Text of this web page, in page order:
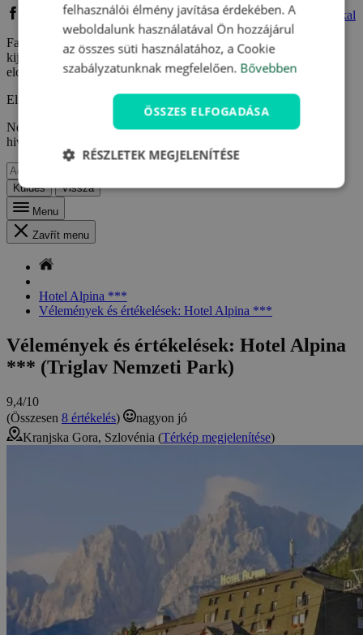
Bejelentkezés Facebook fiókkal
Bejelentkezés Google fiókkal
Facebook vagy Google fiókkal való regisztrációm kapcsán
kijelentem, hogy elfogadom aFelhasználási feltételeket
elolvastam azAdatvédelmi szabályzatot..
Elfelejtette jelszavát?
Ne aggódjon, csak adja meg e-mail címét, ahova küldünk egy
hivatkozást, így megadhat egy újat.
Küldés
Vissza
Menu
Zavřít menu
Hotel Alpina ***
Vélemények és értékelések: Hotel Alpina ***
Vélemények és értékelések: Hotel Alpina
*** (Triglav Nemzeti Park)
9,4/10
(Összesen 8 értékelés)
nagyon jó
Kranjska Gora, Szlovénia (Térkép megjelenítése)
felhasználói élmény javítása érdekében. A
weboldalunk használatával Ön hozzájárul
az összes süti használatához, a Cookie
szabályzatunknak megfelelően. Bővebben
ÖSSZES ELFOGADÁSA
RÉSZLETEK MEGJELENÍTÉSE